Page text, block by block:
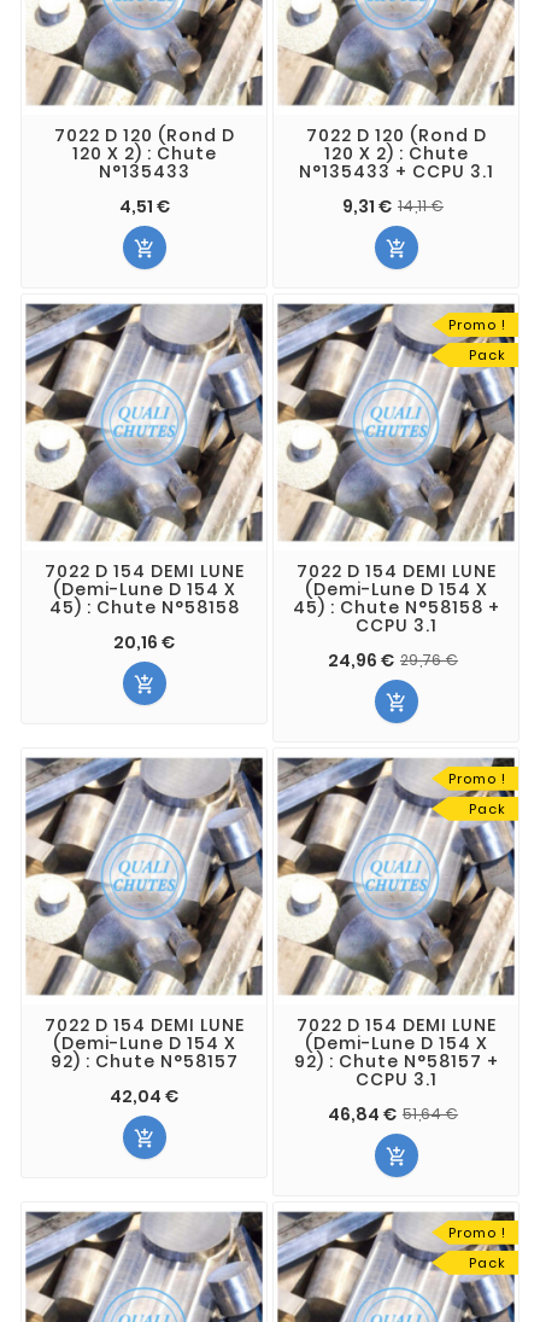
7022 D 120 (Rond D
120 X 2) : Chute
N°135433
4,51 €

7022 D 120 (Rond D
120 X 2) : Chute
N°135433 + CCPU 3.1
9,31 € 14,11 €

7022 D 154 DEMI LUNE
(Demi-Lune D 154 X
45) : Chute N°58158
20,16 €

Promo !
Pack
7022 D 154 DEMI LUNE
(Demi-Lune D 154 X
45) : Chute N°58158 +
CCPU 3.1
24,96 € 29,76 €

7022 D 154 DEMI LUNE
(Demi-Lune D 154 X
92) : Chute N°58157
42,04 €

Promo !
Pack
7022 D 154 DEMI LUNE
(Demi-Lune D 154 X
92) : Chute N°58157 +
CCPU 3.1
46,84 € 51,64 €

Promo !
Pack